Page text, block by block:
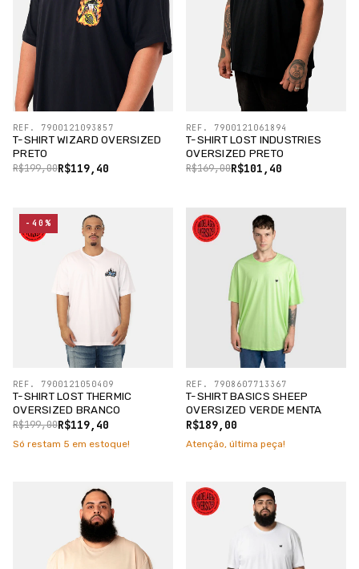
T-SHIRT WIZARD OVERSIZED
PRETO
R$119,40
R$199,00
REF. 7900121093857
T-SHIRT LOST INDUSTRIES
OVERSIZED PRETO
R$101,40
R$169,00
REF. 7900121061894
T-SHIRT LOST THERMIC
OVERSIZED BRANCO
R$119,40
R$199,00
REF. 7900121050409
-40%
Só restam 5 em estoque!
T-SHIRT BASICS SHEEP
OVERSIZED VERDE MENTA
R$189,00
REF. 7908607713367
Atenção, última peça!